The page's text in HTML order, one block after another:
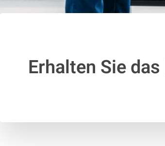
Erhalten Sie das